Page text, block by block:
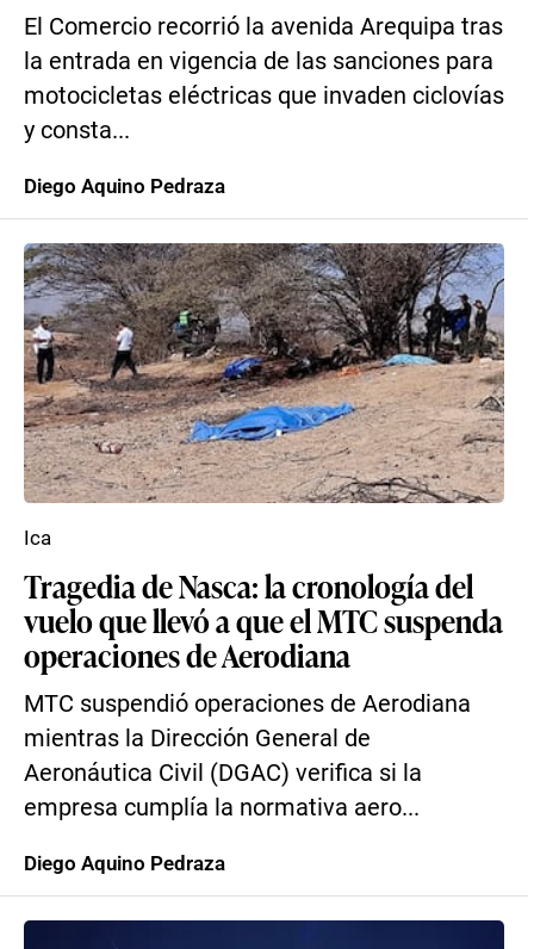
El Comercio recorrió la avenida Arequipa tras
la entrada en vigencia de las sanciones para
motocicletas eléctricas que invaden ciclovías
y consta...
Diego Aquino Pedraza
Tragedia de Nasca: la cronología del
vuelo que llevó a que el MTC suspenda
operaciones de Aerodiana
MTC suspendió operaciones de Aerodiana
mientras la Dirección General de
Aeronáutica Civil (DGAC) verifica si la
empresa cumplía la normativa aero...
Ica
Diego Aquino Pedraza